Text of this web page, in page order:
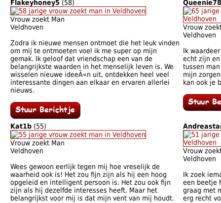
Flakeyhoney5 (58)
Vrouw zoekt Man
Veldhoven
Zodra ik nieuwe mensen ontmoet die het leuk vinden
om mij te ontmoeten voel ik me super op mijn
gemak. Ik geloof dat vriendschap een van de
belangrijkste waarden in het menselijk leven is. We
wisselen nieuwe ideeÃ«n uit, ontdekken heel veel
interessante dingen aan elkaar en ervaren allerlei
nieuws.
Queenie78
Vrouw
Veldhoven
Ik
echt zijn
tussen
mijn
kan ook je
Kat1b (55)
Vrouw zoekt Man
Veldhoven
Wees gewoon eerlijk tegen mij hoe vreselijk de
waarheid ook is! Het zou fijn zijn als hij een hoog
opgeleid en intelligent persoon is. Het zou ook fijn
zijn als hij dezelfde interesses heeft. Maar het
belangrijkst voor mij is dat mijn vent van mij houdt.
Vrouw
Veldhoven
Ik zoek
een beetje
graag met
erg recht